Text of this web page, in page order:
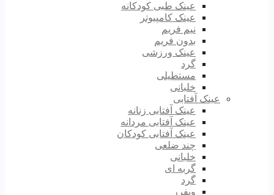
عینک طبی کودکانه
عینک کامپیوتر
نیم فریم
بدون فریم
عینک ورزشی
گرد
مستطیلی
خلبانی
عینک آفتابی
عینک آفتابی زنانه
عینک آفتابی مردانه
عینک آفتابی کودکان
چند ضلعی
خلبانی
گربه ای
گرد
ویفرر